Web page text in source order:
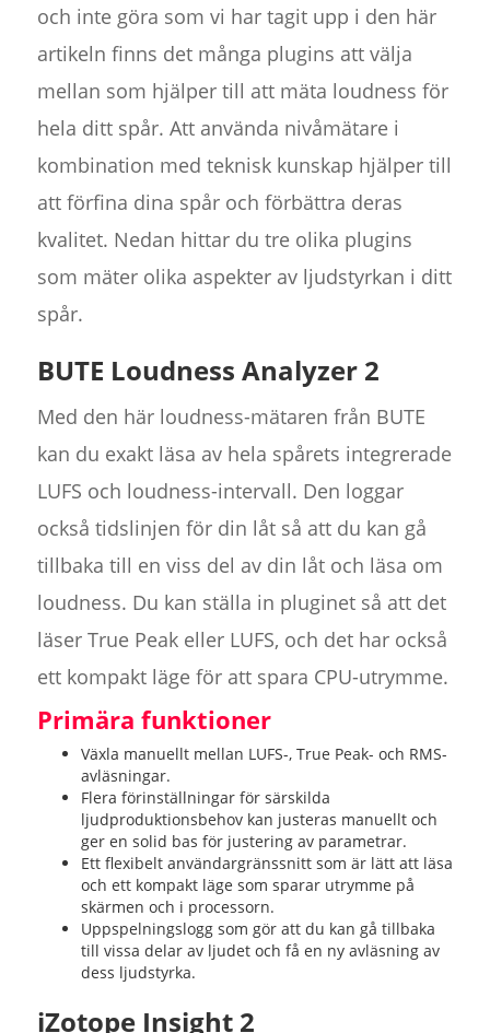
och inte göra som vi har tagit upp i den här
artikeln finns det många plugins att välja
mellan som hjälper till att mäta loudness för
hela ditt spår. Att använda nivåmätare i
kombination med teknisk kunskap hjälper till
att förfina dina spår och förbättra deras
kvalitet. Nedan hittar du tre olika plugins
som mäter olika aspekter av ljudstyrkan i ditt
spår.
BUTE Loudness Analyzer 2
Med den här loudness-mätaren från BUTE
kan du exakt läsa av hela spårets integrerade
LUFS och loudness-intervall. Den loggar
också tidslinjen för din låt så att du kan gå
tillbaka till en viss del av din låt och läsa om
loudness. Du kan ställa in pluginet så att det
läser True Peak eller LUFS, och det har också
ett kompakt läge för att spara CPU-utrymme.
Primära funktioner
Växla manuellt mellan LUFS-, True Peak- och RMS-
avläsningar.
Flera förinställningar för särskilda
ljudproduktionsbehov kan justeras manuellt och
ger en solid bas för justering av parametrar.
Ett flexibelt användargränssnitt som är lätt att läsa
och ett kompakt läge som sparar utrymme på
skärmen och i processorn.
Uppspelningslogg som gör att du kan gå tillbaka
till vissa delar av ljudet och få en ny avläsning av
dess ljudstyrka.
iZotope Insight 2